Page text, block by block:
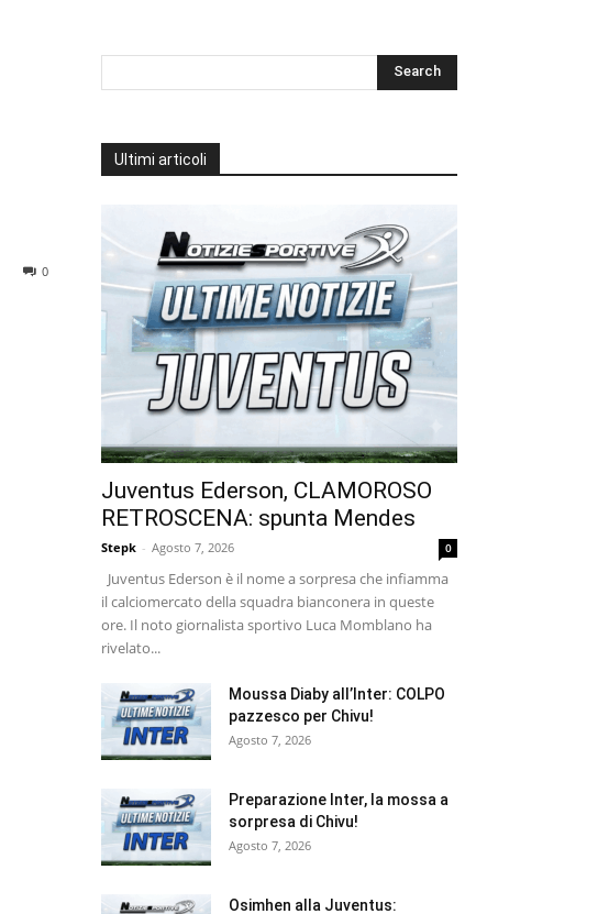
0
Ultimi articoli
Juventus Ederson, CLAMOROSO
RETROSCENA: spunta Mendes
Stepk - Agosto 7, 2026 0
Juventus Ederson è il nome a sorpresa che infiamma
il calciomercato della squadra bianconera in queste
ore. Il noto giornalista sportivo Luca Momblano ha
rivelato...
Moussa Diaby all’Inter: COLPO
pazzesco per Chivu!
Agosto 7, 2026
Preparazione Inter, la mossa a
sorpresa di Chivu!
Agosto 7, 2026
Osimhen alla Juventus: